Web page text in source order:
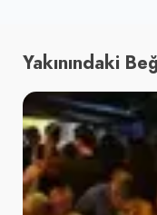
Yakınındaki